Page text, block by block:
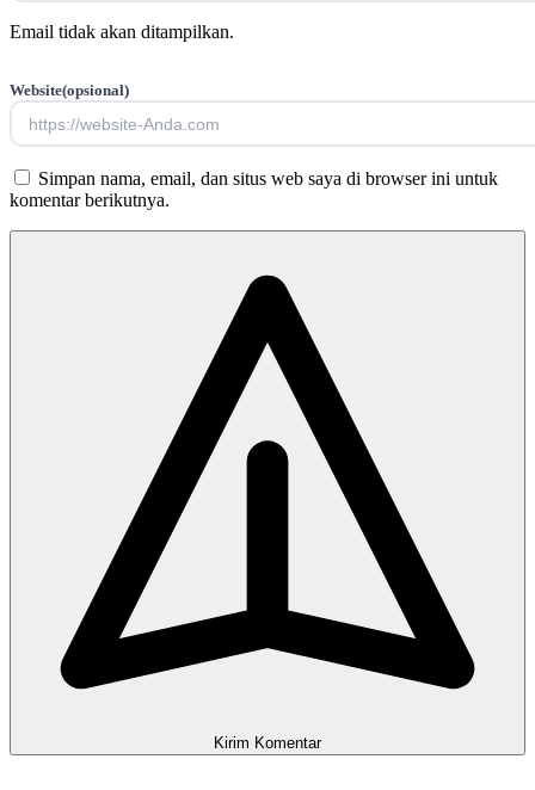
Email tidak akan ditampilkan.
Website(opsional)
Simpan nama, email, dan situs web saya di browser ini untuk
komentar berikutnya.
Kirim Komentar